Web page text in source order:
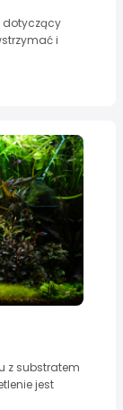
dotyczący
i
z substratem
jest